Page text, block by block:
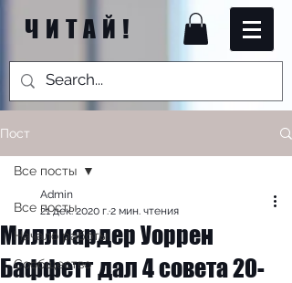
ЧИТАЙ!
Пост
Все посты
Начало работы
Сообщество
Все посты
Миллиардер Уоррен
Баффетт дал 4 совета 20-
Admin
21 дек. 2020 г.2 мин. чтения